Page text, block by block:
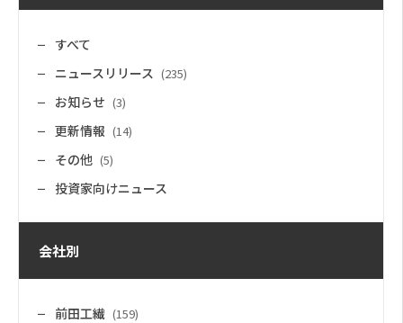
すべて
ニュースリリース (235)
お知らせ (3)
更新情報 (14)
その他 (5)
投資家向けニュース
会社別
前田工繊 (159)